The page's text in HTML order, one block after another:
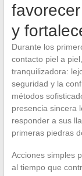
y
Durante los
contacto piel a
tranquilizadora:
seguridad y la
métodos
presencia sincera
responder a sus
primeras piedras
Acciones simples
al tiempo que